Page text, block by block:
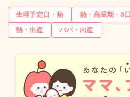
生理予定日・熱 熱・高温期・3
熱・出産
パパ・出産